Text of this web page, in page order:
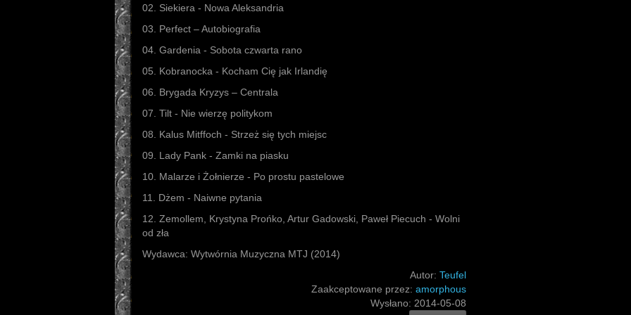
02. Siekiera - Nowa Aleksandria
03. Perfect – Autobiografia
04. Gardenia - Sobota czwarta rano
05. Kobranocka - Kocham Cię jak Irlandię
06. Brygada Kryzys – Centrala
07. Tilt - Nie wierzę politykom
08. Kalus Mitffoch - Strzeż się tych miejsc
09. Lady Pank - Zamki na piasku
10. Malarze i Żołnierze - Po prostu pastelowe
11. Dżem - Naiwne pytania
12. Zemollem, Krystyna Prońko, Artur Gadowski, Paweł Piecuch - Wolni
od zła
Wydawca: Wytwórnia Muzyczna MTJ (2014)
Autor: Teufel
Zaakceptowane przez: amorphous
Wysłano: 2014-05-08